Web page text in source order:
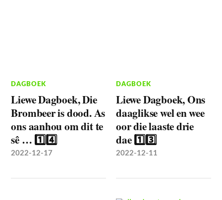
DAGBOEK
Liewe Dagboek, Die
Brombeer is dood. As
ons aanhou om dit te
sê … 1️⃣4️⃣
2022-12-17
DAGBOEK
Liewe Dagboek, Ons
daaglikse wel en wee
oor die laaste drie
dae 1️⃣3️⃣
2022-12-11